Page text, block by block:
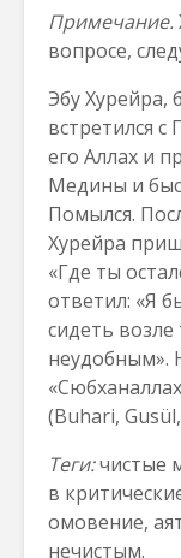
Примечание.
вопросе,
Эбу Хурейра,
встретился с
его Аллах и
Медины и
Помылся.
Хурейра
«Где ты
ответил: «Я
сидеть
неудобным».
(Buhari,
Теги:чистые
в
омовение,
нечистым.